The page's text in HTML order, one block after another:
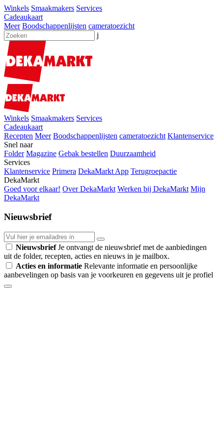
Winkels Smaakmakers Services
Cadeaukaart
Meer Boodschappenlijsten cameratoezicht
j
Winkels Smaakmakers Services
Cadeaukaart
Recepten Meer Boodschappenlijsten cameratoezicht Klantenservice
Snel naar
Folder Magazine Gebak bestellen Duurzaamheid
Services
Klantenservice Primera DekaMarkt App Terugroepactie
DekaMarkt
Goed voor elkaar! Over DekaMarkt Werken bij DekaMarkt Mijn
DekaMarkt
Nieuwsbrief
NieuwsbriefJe ontvangt de nieuwsbrief met de aanbiedingen
uit de folder, recepten, acties en nieuws in je mailbox.
Acties en informatie Relevante informatie en persoonlijke
aanbevelingen op basis van je voorkeuren en gegevens uit je profiel